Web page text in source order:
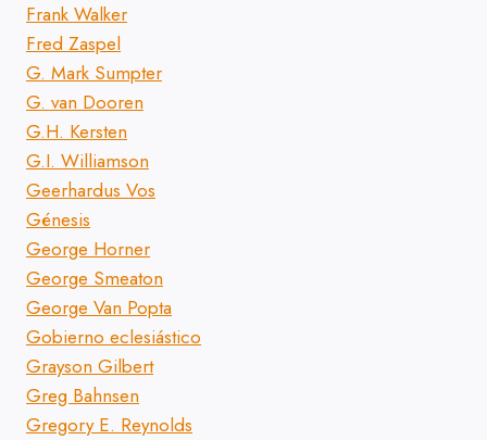
Frank Walker
Fred Zaspel
G. Mark Sumpter
G. van Dooren
G.H. Kersten
G.I. Williamson
Geerhardus Vos
Génesis
George Horner
George Smeaton
George Van Popta
Gobierno eclesiástico
Grayson Gilbert
Greg Bahnsen
Gregory E. Reynolds